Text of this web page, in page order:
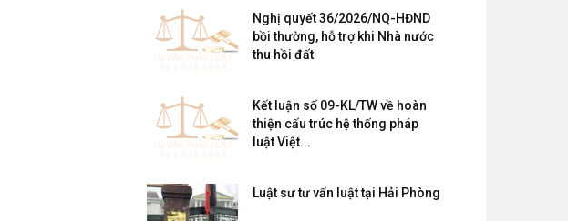
Nghị quyết 36/2026/NQ-HĐND
bồi thường, hỗ trợ khi Nhà nước
thu hồi đất
Kết luận số 09-KL/TW về hoàn
thiện cấu trúc hệ thống pháp
luật Việt...
Luật sư tư vấn luật tại Hải Phòng